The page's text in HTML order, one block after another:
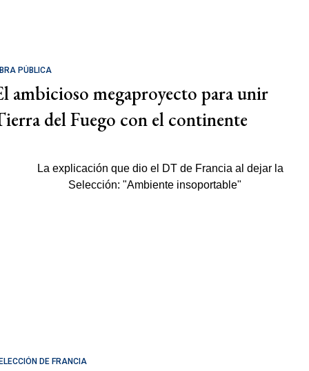
PÚBLICA
ambicioso megaproyecto para unir
del Fuego con el continente
DE FRANCIA